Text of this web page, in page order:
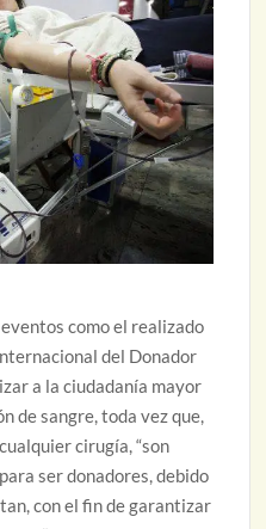
como el realizado
del Donador
a la ciudadanía mayor
de sangre, toda vez que,
cirugía, “son
ser donadores, debido
con el fin de garantizar